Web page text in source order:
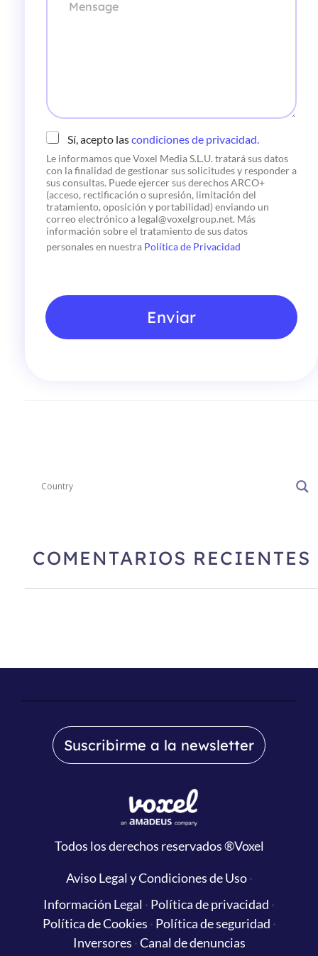
C
e
c
k
b
o
x
e
Sí, acepto lascondiciones de privacidad.
Le informamos que Voxel Media S.L.U. tratará sus datos
con la finalidad de gestionar sus solicitudes y responder a
sus consultas. Puede ejercer sus derechos ARCO+
(acceso, rectificación o supresión, limitación del
tratamiento, oposición y portabilidad) enviando un
correo electrónico a legal@voxelgroup.net. Más
información sobre el tratamiento de sus datos
personales en nuestra Política de Privacidad
Enviar
COMENTARIOS RECIENTES
Suscribirme a la newsletter
Todos los derechos reservados®Voxel
Aviso Legal y Condiciones de Uso·
Información Legal · Política de privacidad ·
Política de Cookies · Política de seguridad ·
Inversores ·Canal de denuncias